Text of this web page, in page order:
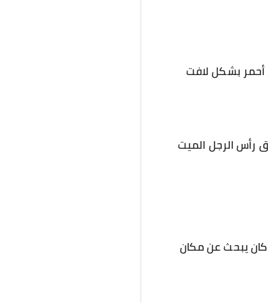
أحمر بشكل لافت
رأس الرجل الميت
كان يبحث عن مكان